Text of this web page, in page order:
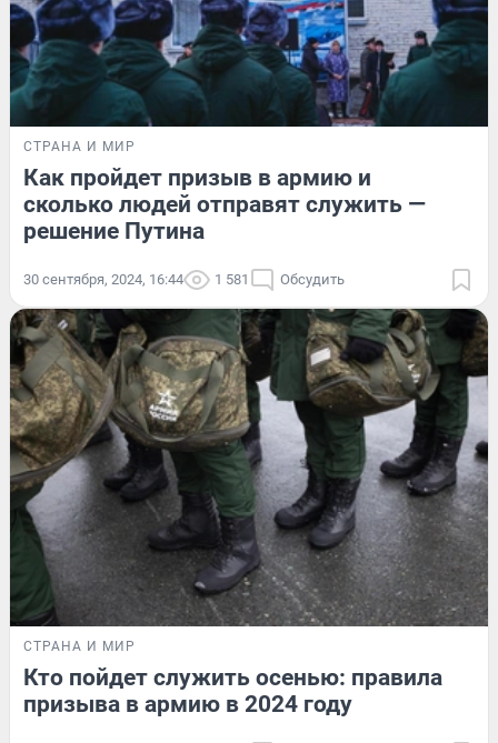
СТРАНА И МИР
Как пройдет призыв в армию и
сколько людей отправят служить —
решение Путина
30 сентября, 2024, 16:44 1 581 Обсудить
СТРАНА И МИР
Кто пойдет служить осенью: правила
призыва в армию в 2024 году